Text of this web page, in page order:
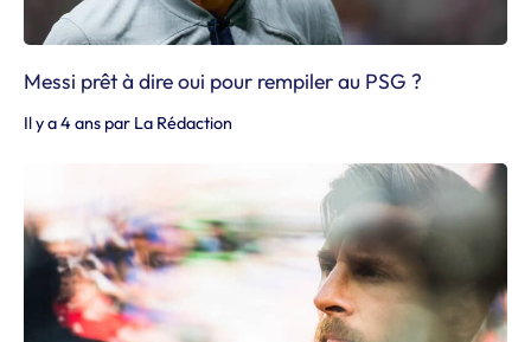
Messi prêt à dire oui pour rempiler au PSG ?
Il y a 4 ans par La Rédaction